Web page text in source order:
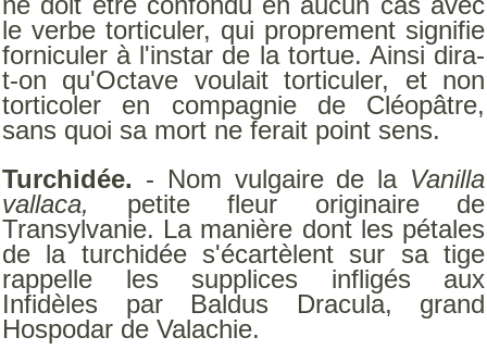
le verbe torticuler, qui proprement signifie
forniculer à l'instar de la tortue. Ainsi dira-
t-on qu'Octave voulait torticuler, et non
torticoler en compagnie de Cléopâtre,
sans quoi sa mort ne ferait point sens.
Turchidée. - Nom vulgaire de la Vanilla
vallaca,
petite fleur originaire de
Transylvanie. La manière dont les pétales
de la turchidée s'écartèlent sur sa tige
rappelle les supplices infligés aux
Infidèles par Baldus Dracula, grand
Hospodar de Valachie.